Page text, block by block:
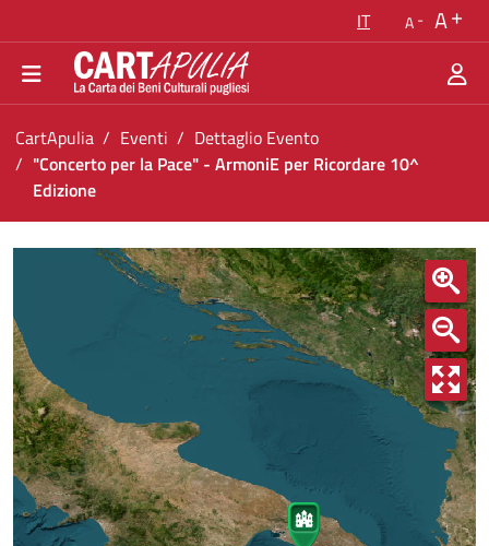
Vai al menu di navigazione
Vai ai contenuti
Vai al footer
IT A A
Ti trovi in:
CartApulia Eventi
Dettaglio Evento
"Concerto per la Pace" - ArmoniE per Ricordare 10^
Edizione
&#34;Concerto per la Pace&#34; - ArmoniE